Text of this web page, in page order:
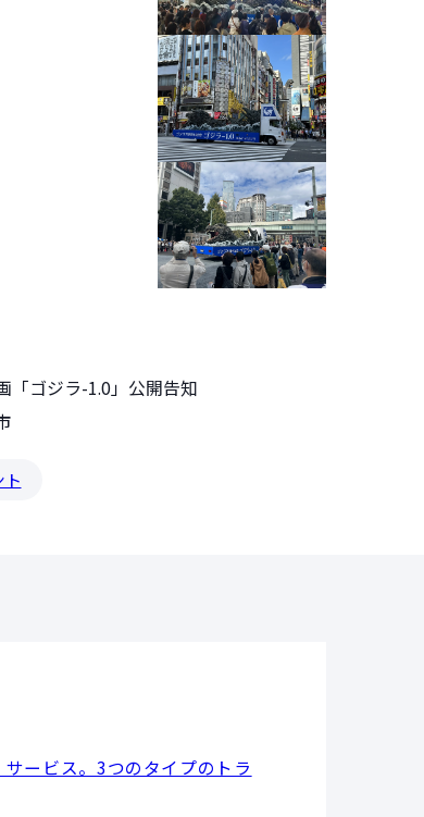
「ゴジラ-1.0」公開告知
ービス。3つのタイプのトラ